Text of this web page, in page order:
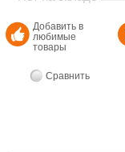
Добавить в
любимые
товары
Сравнить